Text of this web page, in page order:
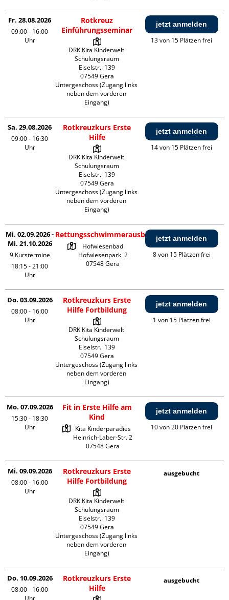
Fr. 28.08.2026
09:00 - 16:00
Uhr
Rotkreuz
Einführungsseminar
DRK Kita Kinderwelt
Schulungsraum
Eiselstr.  139
07549 Gera
Untergeschoss (Zugang links
neben dem vorderen
Eingang)
jetzt anmelden
13 von 15 Plätzen frei
Sa. 29.08.2026
09:00 - 16:30
Uhr
Rotkreuzkurs Erste
Hilfe
DRK Kita Kinderwelt
Schulungsraum
Eiselstr.  139
07549 Gera
Untergeschoss (Zugang links
neben dem vorderen
Eingang)
jetzt anmelden
14 von 15 Plätzen frei
Mi. 02.09.2026 -
Mi. 21.10.2026
9 Kurstermine
18:15 - 21:00
Uhr
Rettungsschwimmerausbildung
Hofwiesenbad
Hofwiesenpark  2
jetzt anmelden
8 von 15 Plätzen frei
Do. 03.09.2026
08:00 - 16:00
Uhr
Rotkreuzkurs Erste
Hilfe Fortbildung
DRK Kita Kinderwelt
Schulungsraum
Eiselstr.  139
07549 Gera
Untergeschoss (Zugang links
neben dem vorderen
Eingang)
jetzt anmelden
1 von 15 Plätzen frei
Mo. 07.09.2026
15:30 - 18:30
Uhr
Fit in Erste Hilfe am
Kind
Kita Kinderparadies
Heinrich-Laber-Str. 2
jetzt anmelden
10 von 20 Plätzen frei
Mi. 09.09.2026
08:00 - 16:00
Uhr
Rotkreuzkurs Erste
Hilfe Fortbildung
DRK Kita Kinderwelt
Schulungsraum
Eiselstr.  139
07549 Gera
Untergeschoss (Zugang links
neben dem vorderen
Eingang)
ausgebucht
Do. 10.09.2026
08:00 - 16:00
Uhr
Rotkreuzkurs Erste
Hilfe
ausgebucht